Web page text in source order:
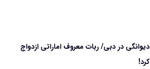
دیوانگی در دبی/ ربات معروف اماراتی ازدواج
کرد!